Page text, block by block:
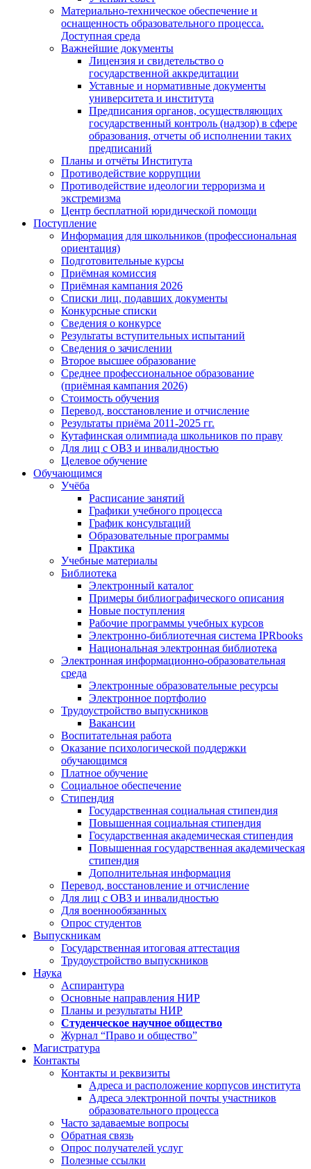
Материально-техническое обеспечение и
оснащенность образовательного процесса.
Доступная среда
Важнейшие документы
Лицензия и свидетельство о
государственной аккредитации
Уставные и нормативные документы
университета и института
Предписания органов, осуществляющих
государственный контроль (надзор) в сфере
образования, отчеты об исполнении таких
предписаний
Планы и отчёты Института
Противодействие коррупции
Противодействие идеологии терроризма и
экстремизма
Центр бесплатной юридической помощи
Поступление
Информация для школьников (профессиональная
ориентация)
Подготовительные курсы
Приёмная комиссия
Приёмная кампания 2026
Списки лиц, подавших документы
Конкурсные списки
Сведения о конкурсе
Результаты вступительных испытаний
Сведения о зачислении
Второе высшее образование
Среднее профессиональное образование
(приёмная кампания 2026)
Стоимость обучения
Перевод, восстановление и отчисление
Результаты приёма 2011-2025 гг.
Кутафинская олимпиада школьников по праву
Для лиц с ОВЗ и инвалидностью
Целевое обучение
Обучающимся
Учёба
Расписание занятий
Графики учебного процесса
График консультаций
Образовательные программы
Практика
Учебные материалы
Библиотека
Электронный каталог
Примеры библиографического описания
Новые поступления
Рабочие программы учебных курсов
Электронно-библиотечная система IPRbooks
Национальная электронная библиотека
Электронная информационно-образовательная
среда
Электронные образовательные ресурсы
Электронное портфолио
Трудоустройство выпускников
Вакансии
Воспитательная работа
Оказание психологической поддержки
обучающимся
Платное обучение
Социальное обеспечение
Стипендия
Государственная социальная стипендия
Повышенная социальная стипендия
Государственная академическая стипендия
Повышенная государственная академическая
стипендия
Дополнительная информация
Перевод, восстановление и отчисление
Для лиц с ОВЗ и инвалидностью
Для военнообязанных
Опрос студентов
Выпускникам
Государственная итоговая аттестация
Трудоустройство выпускников
Наука
Аспирантура
Основные направления НИР
Планы и результаты НИР
Студенческое научное общество
Журнал “Право и общество”
Магистратура
Контакты
Контакты и реквизиты
Адреса и расположение корпусов института
Адреса электронной почты участников
образовательного процесса
Часто задаваемые вопросы
Обратная связь
Опрос получателей услуг
Полезные ссылки